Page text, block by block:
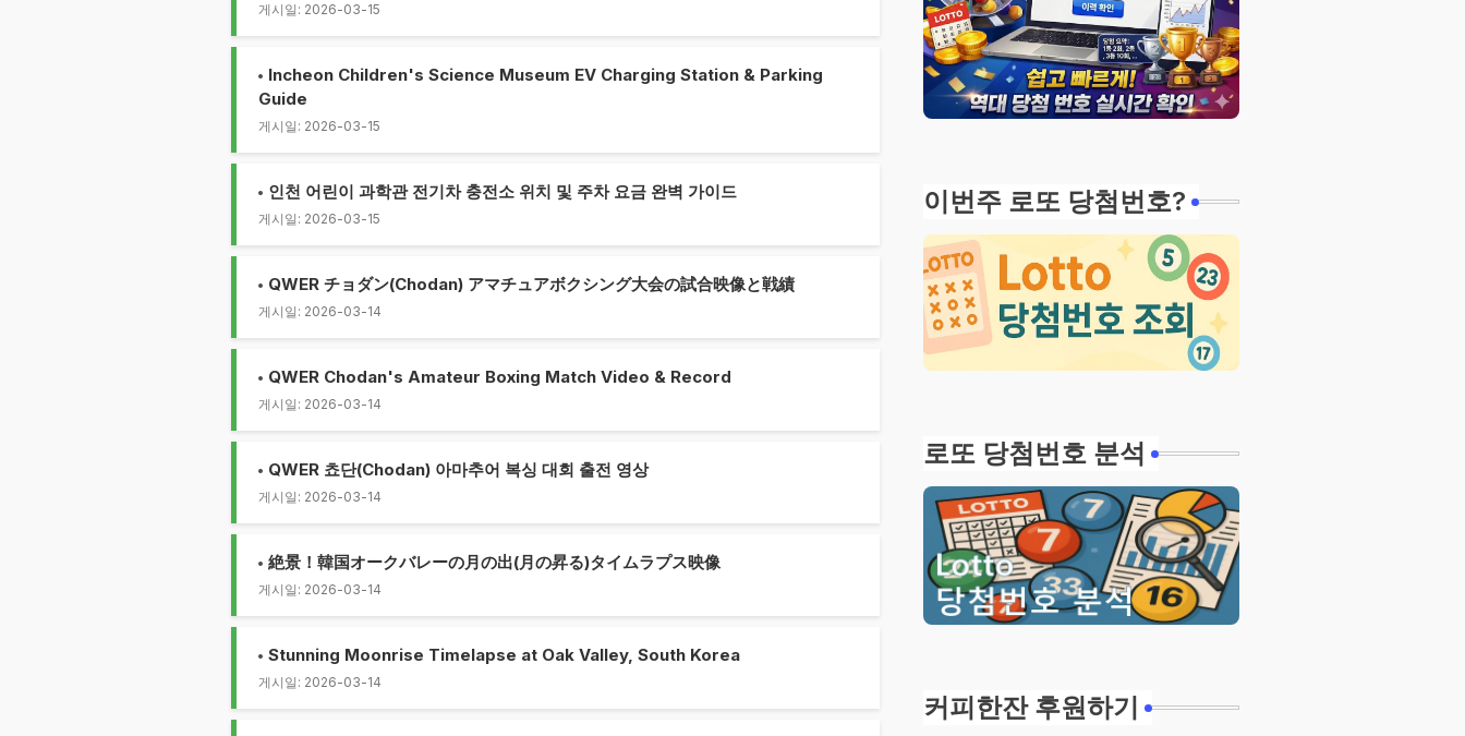
게시일: 2026-03-15
Incheon Children's Science Museum EV Charging Station & Parking
Guide
게시일: 2026-03-15
인천 어린이 과학관 전기차 충전소 위치 및 주차 요금 완벽 가이드
게시일: 2026-03-15
QWER チョダン(Chodan) アマチュアボクシング大会の試合映像と戦績
게시일: 2026-03-14
QWER Chodan's Amateur Boxing Match Video & Record
게시일: 2026-03-14
QWER 쵸단(Chodan) 아마추어 복싱 대회 출전 영상
게시일: 2026-03-14
絶景！韓国オークバレーの月の出(月の昇る)タイムラプス映像
게시일: 2026-03-14
Stunning Moonrise Timelapse at Oak Valley, South Korea
게시일: 2026-03-14
이번주 로또 당첨번호?
로또 당첨번호 분석
커피한잔 후원하기